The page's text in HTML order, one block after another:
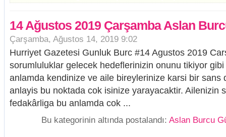
14 Ağustos 2019 Çarşamba Aslan
Çarşamba, Ağustos 14, 2019 9:02
Hurriyet Gazetesi Gunluk Burc #14 Agustos 2019
sorumluluklar gelecek hedeflerinizin onunu tikiyor
anlamda kendinize ve aile bireylerinize karsi bir sans
anlayis bu noktada cok isinize yarayacaktir. Ailenizin
fedakârliga bu anlamda cok ...
Bu kategorinin altında postalandı: Aslan Burcu